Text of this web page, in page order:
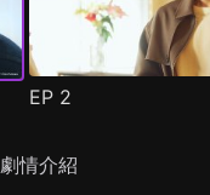
EP 2
劇情介紹